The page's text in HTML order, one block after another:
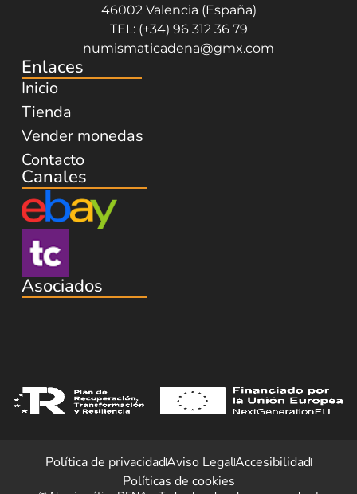
46002 Valencia (España)
TEL: (+34) 96 312 36 79
numismaticadena@gmx.com
Enlaces
Inicio
Tienda
Vender monedas
Contacto
Canales
Asociados
Política de privacidadAviso LegalAccesibilidad
Políticas de cookies